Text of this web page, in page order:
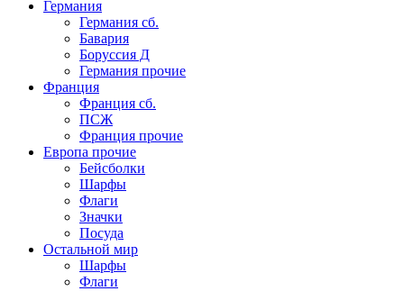
Германия
Германия сб.
Бавария
Боруссия Д
Германия прочие
Франция
Франция сб.
ПСЖ
Франция прочие
Европа прочие
Бейсболки
Шарфы
Флаги
Значки
Посуда
Остальной мир
Шарфы
Флаги